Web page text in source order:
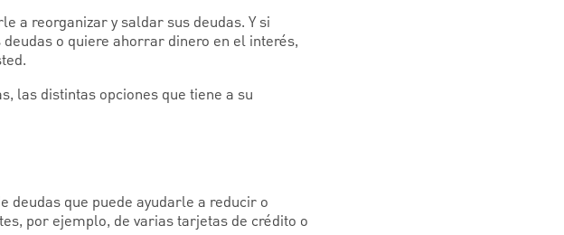
a reorganizar y saldar sus deudas. Y si
o quiere ahorrar dinero en el interés,
las distintas opciones que tiene a su
deudas que puede ayudarle a reducir o
por ejemplo, de varias tarjetas de crédito o